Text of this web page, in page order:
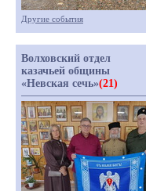
Другие события
Волховский отдел
казачьей общины
«Невская сечь»(21)